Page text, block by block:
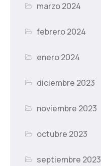
marzo 2024
febrero 2024
enero 2024
diciembre 2023
noviembre 2023
octubre 2023
septiembre 2023